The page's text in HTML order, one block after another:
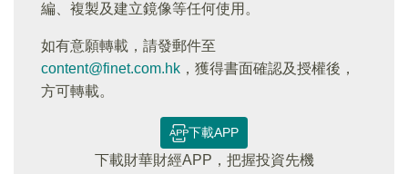
編、複製及建立鏡像等任何使用。
如有意願轉載，請發郵件至
content@finet.com.hk ，獲得書面確認及授權後，
方可轉載。
下載APP
下載財華財經APP，把握投資先機